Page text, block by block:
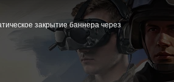
закрытие баннера через